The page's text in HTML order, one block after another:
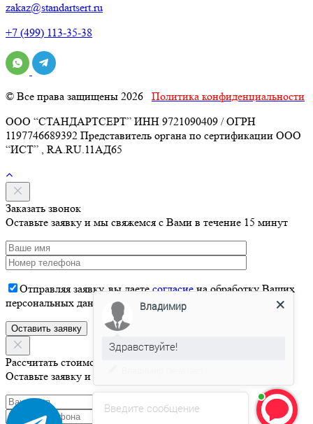
zakaz@standartsert.ru
+7 (499) 113-35-38
© Все права защищены 2026 Политика конфиденциальности
ООО “СТАНДАРТСЕРТ” ИНН 9721090409 / ОГРН
1197746689392 Представитель органа по сертификации ООО
“ИСТ” , RA.RU.11АД65
Заказать звонок
Оставьте заявку и мы свяжемся с Вами в течение 15 минут
Отправляя заявку, вы даетесогласиена обработку Ваших
персональных данных
Рассчитать стоимость
Оставьте заявку и мы свяжемся с Вами в течение 15 минут
Введите сообщение
Владимир
Здравствуйте!